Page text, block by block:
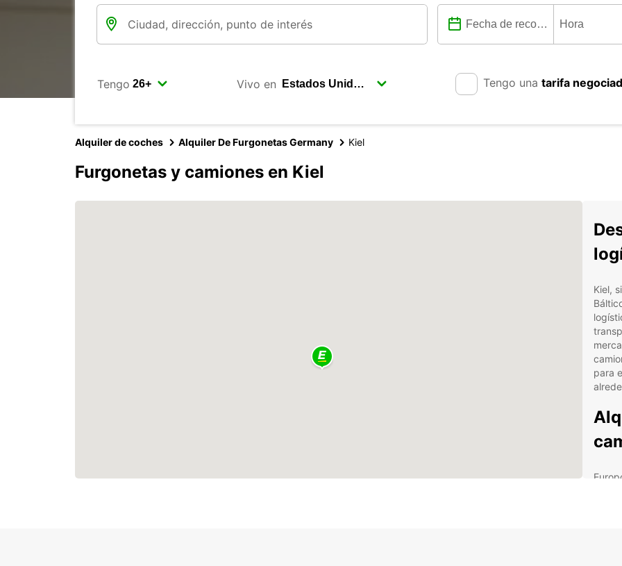
Tengo Vivo en Tengo una tarifa
Alquiler de coches Alquiler De Furgonetas Germany Kiel
Furgonetas y camiones en Kiel
Kiel,
para